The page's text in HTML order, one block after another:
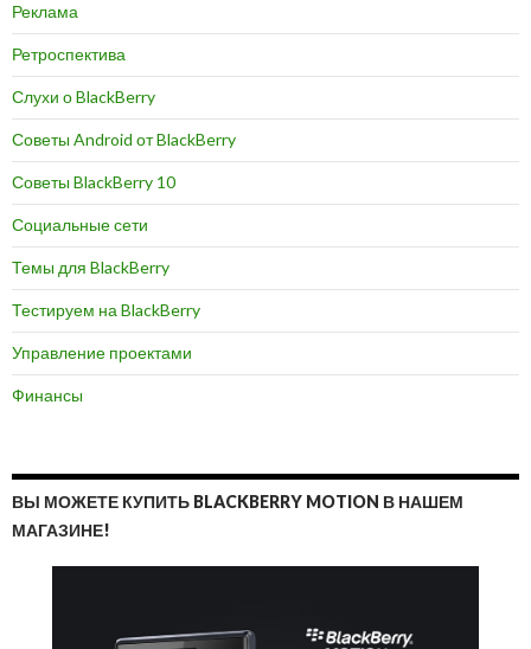
Реклама
Ретроспектива
Слухи о BlackBerry
Советы Android от BlackBerry
Советы BlackBerry 10
Социальные сети
Темы для BlackBerry
Тестируем на BlackBerry
Управление проектами
Финансы
ВЫ МОЖЕТЕ КУПИТЬ BLACKBERRY MOTION В НАШЕМ
МАГАЗИНЕ!